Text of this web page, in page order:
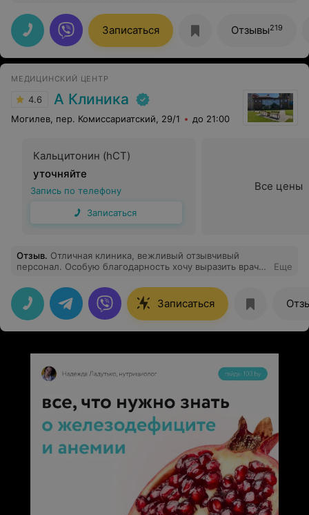
назначила мне обследование, по результатам,
которого подобрала лечение, благодаря которому я
сейчас восстанавливаюсь и чувствую себя прекрасно.
Я очень рада, что попала к ней и она мне помогла не
только выявить проблему, но и устранить ее. Так же
услуг Марию О., за качество предоставления услуг,
оперативность и внимательность при прохождении
обследования.
Записаться Отзывы219
МЕДИЦИНСКИЙ ЦЕНТР
4.6 А Клиника
Могилев, пер. Комиссариатский, 29/1 до 21:00
Кальцитонин (hCT)
уточняйте
Запись по телефону
Записаться
Все цены
Отзыв. Отличная клиника, вежливый отзывчивый
персонал. Особую благодарность хочу выразить врачу
умеет работать с детьми. Огромное спасибо.
Еще
Записаться